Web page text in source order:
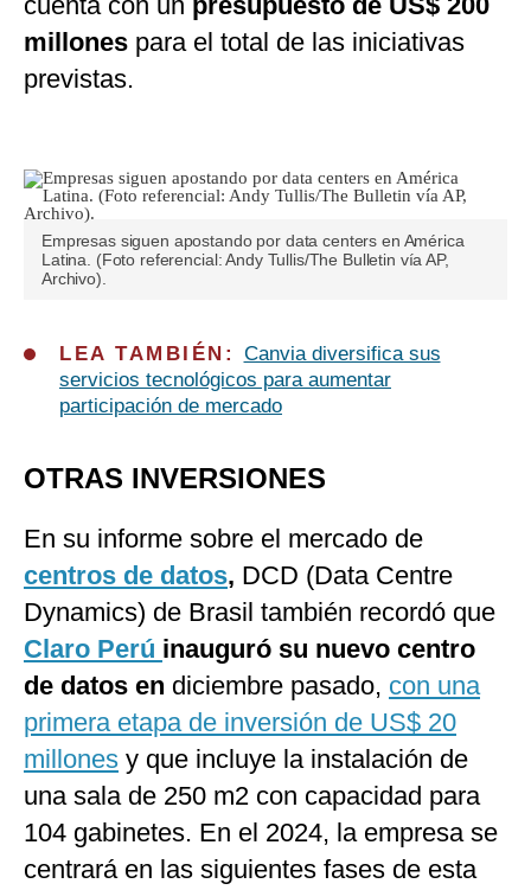
millones para el total de las iniciativas
previstas.
Empresas siguen apostando por data centers en América
Latina. (Foto referencial: Andy Tullis/The Bulletin vía AP,
Archivo).
LEA TAMBIÉN: Canvia diversifica sus
servicios tecnológicos para aumentar
participación de mercado
OTRAS INVERSIONES
En su informe sobre el mercado de
centros de datos, DCD (Data Centre
Dynamics) de Brasil también recordó que
Claro Perú inauguró su nuevo centro
de datos en diciembre pasado, con una
primera etapa de inversión de US$ 20
millones y que incluye la instalación de
una sala de 250 m2 con capacidad para
104 gabinetes. En el 2024, la empresa se
centrará en las siguientes fases de esta